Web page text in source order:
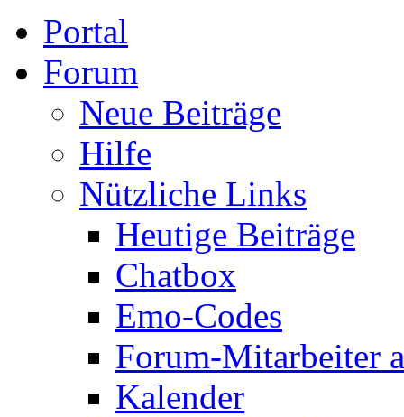
Portal
Forum
Neue Beiträge
Hilfe
Nützliche Links
Heutige Beiträge
Chatbox
Emo-Codes
Forum-Mitarbeiter
Kalender